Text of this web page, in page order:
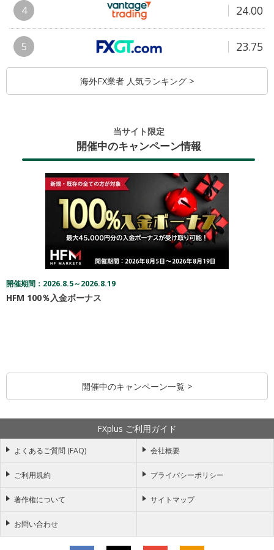
4 24.00
5 23.75
海外FX業者 人気ランキング >
当サイト限定
開催中のキャンペーン情報
開催期間：2026.8.5～2026.8.19
HFM 100％入金ボーナス
開催中のキャンペーン一覧 >
FXplus ご利用ガイド
よくあるご質問 (FAQ) 会社概要
ご利用規約 プライバシーポリシー
著作権について サイトマップ
お問い合わせ